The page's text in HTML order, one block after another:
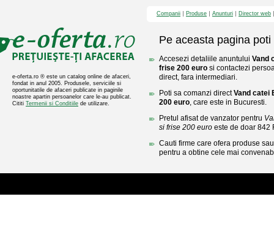
e-oferta.ro ® este un catalog online de afaceri,
fondat in anul 2005. Produsele, serviciile si
oportunitatile de afaceri publicate in paginile
noastre apartin persoanelor care le-au publicat.
Cititi Termenii si Conditiile de utilizare.
Companii Produse Anunturi Director web
Pe aceasta pagina poti
Accesezi detaliile anuntului Vand
frise 200 euro si contactezi
direct, fara intermediari.
Poti sa comanzi directVand catei
200 euro, care este in Bucuresti.
Pretul afisat de vanzator pentru
si frise 200 euro este de doar 842
Cauti firme care ofera produse
pentru a obtine cele mai